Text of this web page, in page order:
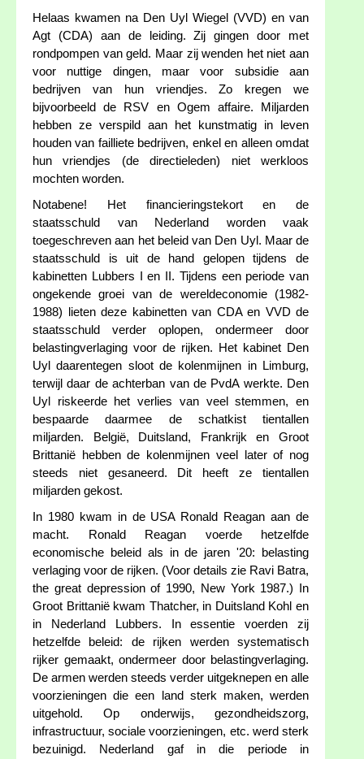
Helaas kwamen na Den Uyl Wiegel (VVD) en van
Agt (CDA) aan de leiding. Zij gingen door met
rondpompen van geld. Maar zij wenden het niet aan
voor nuttige dingen, maar voor subsidie aan
bedrijven van hun vriendjes. Zo kregen we
bijvoorbeeld de RSV en Ogem affaire. Miljarden
hebben ze verspild aan het kunstmatig in leven
houden van failliete bedrijven, enkel en alleen omdat
hun vriendjes (de directieleden) niet werkloos
mochten worden.
Notabene! Het financieringstekort en de
staatsschuld van Nederland worden vaak
toegeschreven aan het beleid van Den Uyl. Maar de
staatsschuld is uit de hand gelopen tijdens de
kabinetten Lubbers I en II. Tijdens een periode van
ongekende groei van de wereldeconomie (1982-
1988) lieten deze kabinetten van CDA en VVD de
staatsschuld verder oplopen, ondermeer door
belastingverlaging voor de rijken. Het kabinet Den
Uyl daarentegen sloot de kolenmijnen in Limburg,
terwijl daar de achterban van de PvdA werkte. Den
Uyl riskeerde het verlies van veel stemmen, en
bespaarde daarmee de schatkist tientallen
miljarden. België, Duitsland, Frankrijk en Groot
Brittanië hebben de kolenmijnen veel later of nog
steeds niet gesaneerd. Dit heeft ze tientallen
miljarden gekost.
In 1980 kwam in de USA Ronald Reagan aan de
macht. Ronald Reagan voerde hetzelfde
economische beleid als in de jaren '20: belasting
verlaging voor de rijken. (Voor details zie Ravi Batra,
the great depression of 1990, New York 1987.) In
Groot Brittanië kwam Thatcher, in Duitsland Kohl en
in Nederland Lubbers. In essentie voerden zij
hetzelfde beleid: de rijken werden systematisch
rijker gemaakt, ondermeer door belastingverlaging.
De armen werden steeds verder uitgeknepen en alle
voorzieningen die een land sterk maken, werden
uitgehold. Op onderwijs, gezondheidszorg,
infrastructuur, sociale voorzieningen, etc. werd sterk
bezuinigd. Nederland gaf in die periode in